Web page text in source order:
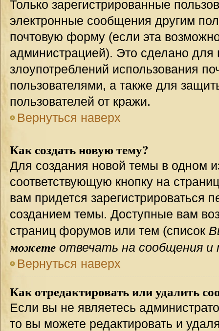
Только зарегистрированные
электронные сообщения другим
почтовую форму (если эта
администрацией). Это сделано для
злоупотреблений использования
пользователями, а также для
пользователей от кражи.
Вернуться наверх
Как создать новую тему?
Для создания новой темы в одном
соответствующую кнопку на
вам придется зарегистрироваться
созданием темы. Доступные вам
страниц форумов или тем (список
можете отвечать на сообщения и
Вернуться наверх
Как отредактировать или удалить
Если вы не являетесь
то вы можете редактировать и